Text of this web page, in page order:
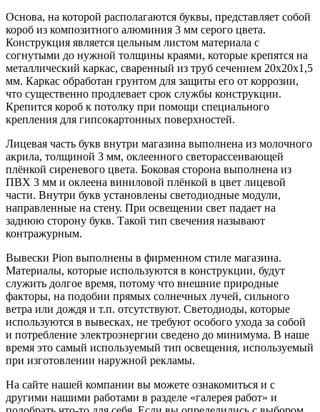
Основа, на которой располагаются буквы, представляет собой
короб из композитного алюминия 3 мм серого цвета.
Конструкция является цельным листом материала с
согнутыми до нужной толщины краями, которые крепятся на
металлический каркас, сваренный из труб сечением 20х20х1,5
мм. Каркас обработан грунтом для защиты его от коррозии,
что существенно продлевает срок службы конструкции.
Крепится короб к потолку при помощи специального
крепления для гипсокартонных поверхностей.
Лицевая часть букв внутри магазина выполнена из молочного
акрила, толщиной 3 мм, оклеенного светорассеивающей
плёнкой сиреневого цвета. Боковая сторона выполнена из
ПВХ 3 мм и оклеена виниловой плёнкой в цвет лицевой
части. Внутри букв установлены светодиодные модули,
направленные на стену. При освещении свет падает на
заднюю сторону букв. Такой тип свечения называют
контражурным.
Вывески Pion выполнены в фирменном стиле магазина.
Материалы, которые используются в конструкции, будут
служить долгое время, потому что внешние природные
факторы, на подобии прямых солнечных лучей, сильного
ветра или дождя и т.п. отсутствуют. Светодиоды, которые
используются в вывесках, не требуют особого ухода за собой
и потребление электроэнергии сведено до минимума. В наше
время это самый используемый тип освещения, используемый
при изготовлении наружной рекламы.
На сайте нашей компании вы можете ознакомиться и с
другими нашими работами в разделе «галерея работ» и